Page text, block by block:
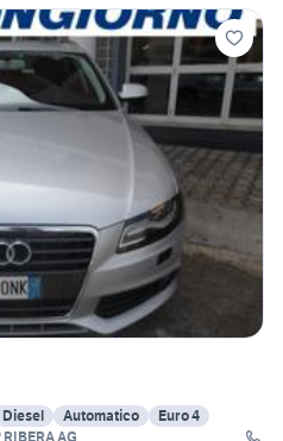
Diesel Automatico
Euro 4
AG